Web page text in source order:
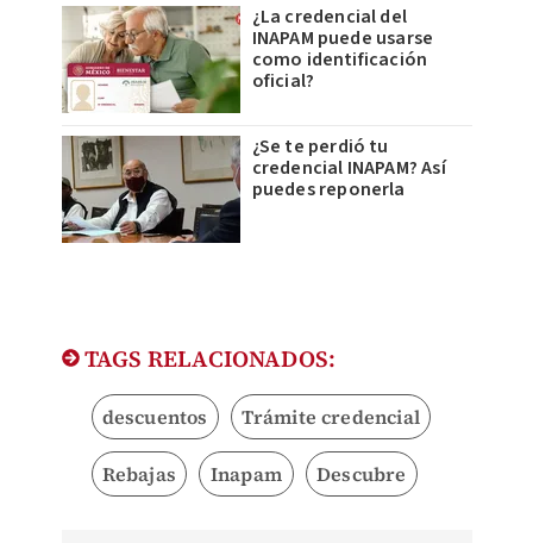
¿La credencial del
INAPAM puede usarse
como identificación
oficial?
¿Se te perdió tu
credencial INAPAM? Así
puedes reponerla
TAGS RELACIONADOS:
descuentos Trámite credencial
Rebajas Inapam Descubre